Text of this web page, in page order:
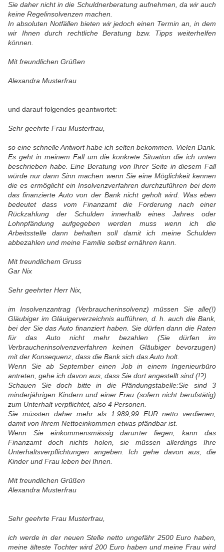
Sie daher nicht in die Schuldnerberatung aufnehmen, da wir auch
keine Regelinsolvenzen machen.
In absoluten Notfällen bieten wir jedoch einen Termin an, in dem
wir Ihnen durch rechtliche Beratung bzw. Tipps weiterhelfen
können.
Mit freundlichen Grüßen
Alexandra Musterfrau
und darauf folgendes geantwortet:
Sehr geehrte Frau Musterfrau,
so eine schnelle Antwort habe ich selten bekommen. Vielen Dank.
Es geht in meinem Fall um die konkrete Situation die ich unten
beschrieben habe. Eine Beratung von Ihrer Seite in diesem Fall
würde nur dann Sinn machen wenn Sie eine Möglichkeit kennen
die es ermöglicht ein Insolvenzverfahren durchzuführen bei dem
das finanzierte Auto von der Bank nicht geholt wird. Was eben
bedeutet dass vom Finanzamt die Forderung nach einer
Rückzahlung der Schulden innerhalb eines Jahres oder
Lohnpfändung aufgegeben werden muss wenn ich die
Arbeitsstelle dann behalten soll damit ich meine Schulden
abbezahlen und meine Familie selbst ernähren kann.
Mit freundlichem Gruss
Gar Nix
Sehr geehrter Herr Nix,
im Insolvenzantrag (Verbraucherinsolvenz) müssen Sie alle(!)
Gläubiger im Gläuigerverzeichnis aufführen, d. h. auch die Bank,
bei der Sie das Auto finanziert haben. Sie dürfen dann die Raten
für das Auto nicht mehr bezahlen (Sie dürfen im
Verbraucherinsolvenzverfahren keinen Gläubiger bevorzugen)
mit der Konsequenz, dass die Bank sich das Auto holt.
Wenn Sie ab September einen Job in einem Ingenieurbüro
antreten, gehe ich davon aus, dass Sie dort angestellt sind (!?)
Schauen Sie doch bitte in die Pfändungstabelle:Sie sind 3
minderjährigen Kindern und einer Frau (sofern nicht berufstätig)
zum Unterhalt verpflichtet, also 4 Personen.
Sie müssten daher mehr als 1.989,99 EUR netto verdienen,
damit von Ihrem Nettoeinkommen etwas pfändbar ist.
Wenn Sie einkommensmässig darunter liegen, kann das
Finanzamt doch nichts holen, sie müssen allerdings Ihre
Unterhaltsverpflichtungen angeben. Ich gehe davon aus, die
Kinder und Frau leben bei Ihnen.
Mit freundlichen Grüßen
Alexandra Musterfrau
Sehr geehrte Frau Musterfrau,
ich werde in der neuen Stelle netto ungefähr 2500 Euro haben,
meine älteste Tochter wird 200 Euro haben und meine Frau wird